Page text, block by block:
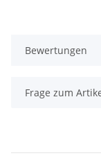
Bewertungen
Frage zum